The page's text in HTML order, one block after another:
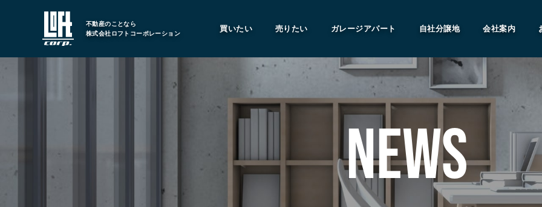
不動産のことなら
株式会社ロフトコーポレーション
買いたい 売りたい ガレージアパート 自社分譲地 会社案内
NEWS